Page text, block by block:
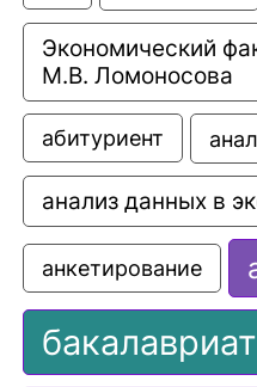
Экономический
М.В. Ломоносова
абитуриент
анализ данных в
анкетирование
бакалавриат